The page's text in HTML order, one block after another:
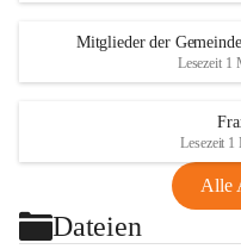
Mitglieder der
Lesezeit 1
Lesezeit 1
Alle
Dateien